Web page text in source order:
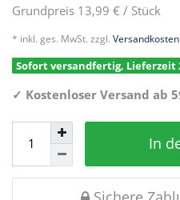
Grundpreis 13,99 € / Stück
* inkl. ges. MwSt. zzgl. Versandkosten
Sofort versandfertig, Lieferzeit
✓ Kostenloser Versand ab
In